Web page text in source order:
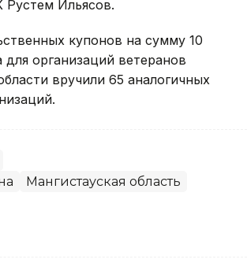
Ильясов.
купонов на сумму 10
организаций ветеранов
вручили 65 аналогичных
Мангистауская область